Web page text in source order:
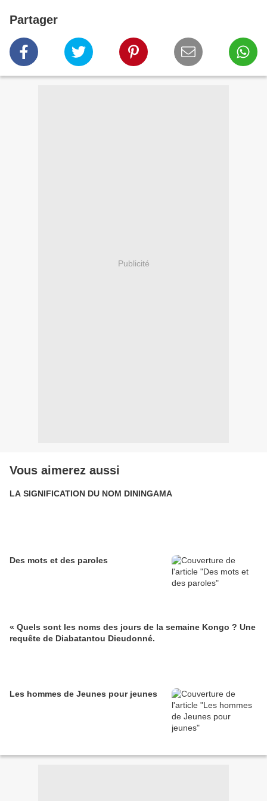
Partager
Publicité
Vous aimerez aussi
LA SIGNIFICATION DU NOM DININGAMA
Des mots et des paroles
« Quels sont les noms des jours de la semaine Kongo ? Une
requête de Diabatantou Dieudonné.
Les hommes de Jeunes pour jeunes